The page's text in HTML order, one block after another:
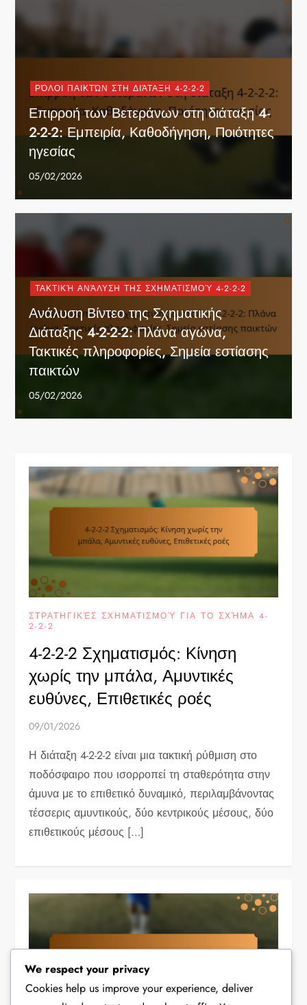
ΡΌΛΟΙ ΠΑΙΚΤΏΝ ΣΤΗ ΔΙΆΤΑΞΗ 4-2-2-2
Επιρροή των Βετεράνων στη διάταξη 4-
2-2-2: Εμπειρία, Καθοδήγηση, Ποιότητες
ηγεσίας
05/02/2026
ΤΑΚΤΙΚΉ ΑΝΆΛΥΣΗ ΤΗΣ ΣΧΗΜΑΤΙΣΜΟΎ 4-2-2-2
Ανάλυση Βίντεο της Σχηματικής
Διάταξης 4-2-2-2: Πλάνα αγώνα,
Τακτικές πληροφορίες, Σημεία εστίασης
παικτών
05/02/2026
ΣΤΡΑΤΗΓΙΚΈΣ ΣΧΗΜΑΤΙΣΜΟΎ ΓΙΑ ΤΟ ΣΧΉΜΑ 4-
2-2-2
4-2-2-2 Σχηματισμός: Κίνηση
χωρίς την μπάλα, Αμυντικές
ευθύνες, Επιθετικές ροές
09/01/2026
Η διάταξη 4-2-2-2 είναι μια τακτική ρύθμιση στο
ποδόσφαιρο που ισορροπεί τη σταθερότητα στην
άμυνα με το επιθετικό δυναμικό, περιλαμβάνοντας
τέσσερις αμυντικούς, δύο κεντρικούς μέσους, δύο
επιθετικούς μέσους […]
We respect your privacy
Cookies help us improve your experience, deliver